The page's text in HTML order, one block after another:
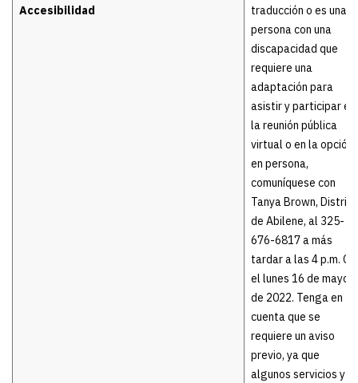
Accesibilidad
traducción o es una
persona con una
discapacidad que
requiere una
adaptación para
asistir y participar en
la reunión pública
virtual o en la opción
en persona,
comuníquese con
Tanya Brown, Distrito
de Abilene, al 325-
676-6817 a más
tardar a las 4 p.m. CT,
el lunes 16 de mayo
de 2022. Tenga en
cuenta que se
requiere un aviso
previo, ya que
algunos servicios y